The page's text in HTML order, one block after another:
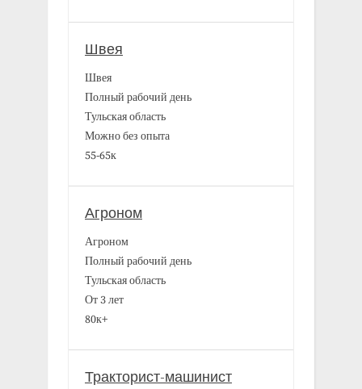
Швея
Швея
Полный рабочий день
Тульская область
Можно без опыта
55-65к
Агроном
Агроном
Полный рабочий день
Тульская область
От 3 лет
80к+
Тракторист-машинист